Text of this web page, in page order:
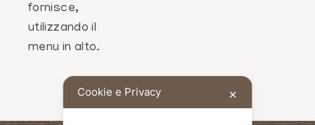
fornisce,
utilizzando il
menu in alto.
Cookie e Privacy ✕